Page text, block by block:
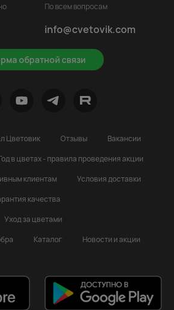
обратной связи
По всем вопросам
info@cvetovik.com
Цветовик Отзывы
Вакансии
в цветах - правила проведения акции
клиентам
Условия доставки
качества
Уход за цветами
Каталог Новости и акции